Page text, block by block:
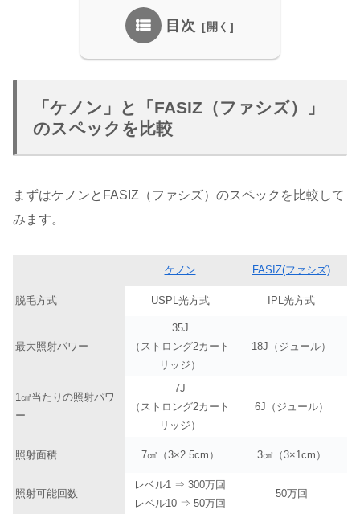
目次
「ケノン」と「FASIZ（ファシズ）」
のスペックを比較
まずはケノンとFASIZ（ファシズ）のスペックを比較して
みます。
ケノン FASIZ(ファシズ)
脱毛方式 USPL光方式 IPL光方式
最大照射パワー
35J
（ストロング2カート
リッジ）
18J（ジュール）
1㎠当たりの照射パワ
ー
7J
（ストロング2カート
リッジ）
6J（ジュール）
照射面積 7㎠（3×2.5cm） 3㎠（3×1cm）
照射可能回数
レベル1 ⇒ 300万回
レベル10 ⇒ 50万回
50万回